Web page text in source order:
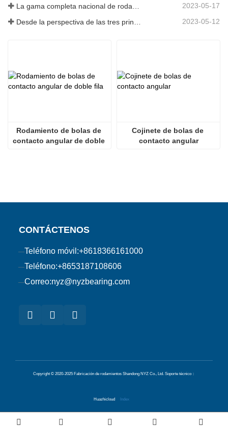
2023-05-17
2023-05-12
Rodamiento de bolas de
contacto angular de doble
Cojinete de bolas de
contacto angular
CONTÁCTENOS
Teléfono móvil:+8618366161000
Teléfono:+8653187108606
Correo:nyz@nyzbearing.com
Copyright © 2020-2025 Fabricación de rodamientos Shandong NYZ Co., Ltd. Soporte técnico：
Huazhicloud Index